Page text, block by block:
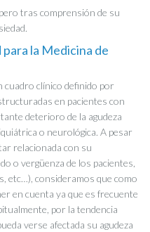
tras comprensión de su
la Medicina de
cuadro clínico definido por
en pacientes con
deterioro de la agudeza
o neurológica. A pesar
relacionada con su
o vergüenza de los pacientes,
etc…), consideramos que como
en cuenta ya que es frecuente
por la tendencia
verse afectada su agudeza